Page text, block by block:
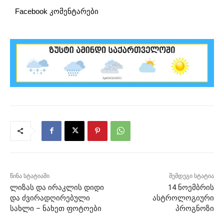
Facebook კომენტარები
წინა სტატიაში
ლიზას და ირაკლის დიდი
და ძვირადღირებული
სახლი – ნახეთ ფოტოები
შემდეგი სტატია
14 ნოემბრის
ასტროლოგიური
პროგნოზი